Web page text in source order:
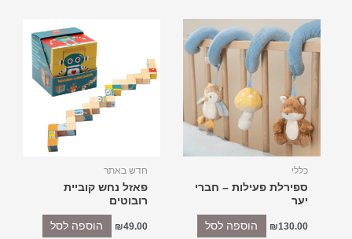
כללי
ספירלת פעילות – חברי
יער
₪130.00 הוספה לסל
חדש באתר
פאזל נחש קוביית
רובוטים
₪49.00 הוספה לסל